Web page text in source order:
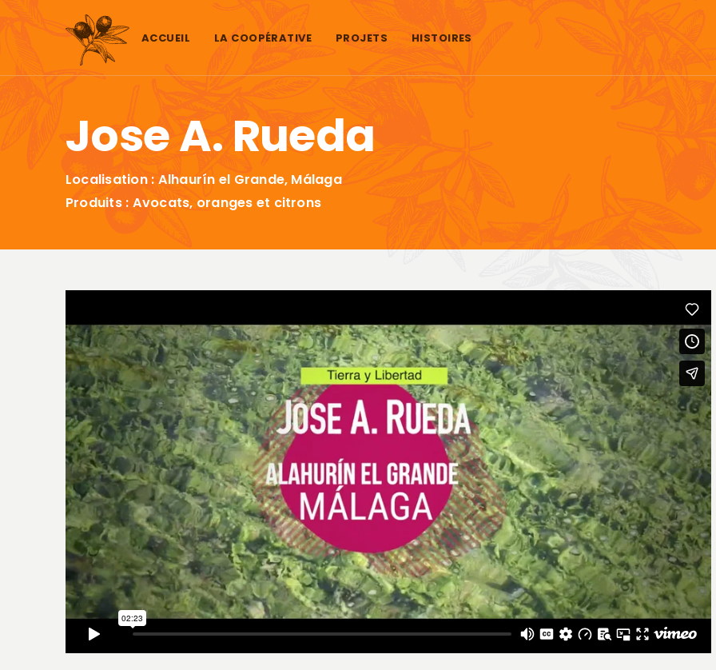
Aller au contenu
ACCUEIL LA COOPÉRATIVE PROJETS HISTOIRES
Jose A. Rueda
Localisation : Alhaurín el Grande, Málaga
Produits : Avocats, oranges et citrons